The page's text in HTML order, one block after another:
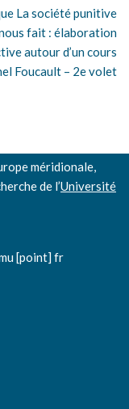
La société punitive
fait : élaboration
autour d’un cours
Foucault – 2e volet
méridionale,
de l’Université
[point] fr